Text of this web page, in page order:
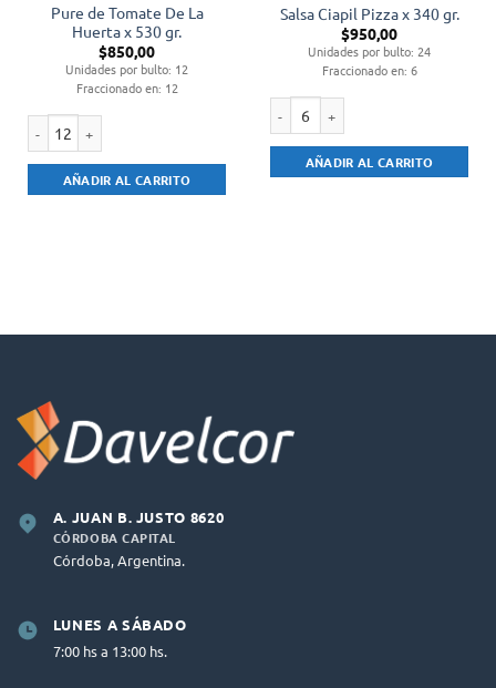
Pure de Tomate De La
Huerta x 530 gr.
$850,00
Unidades por bulto: 12
Fraccionado en: 12
Pure de Tomate De La Huerta x 530 gr. cantidad
AÑADIR AL CARRITO
Salsa Ciapil Pizza x 340 gr.
$950,00
Unidades por bulto: 24
Fraccionado en: 6
AÑADIR AL CARRITO
A. JUAN B. JUSTO 8620
CÓRDOBA CAPITAL
Córdoba, Argentina.
LUNES A SÁBADO
7:00 hs a 13:00 hs.